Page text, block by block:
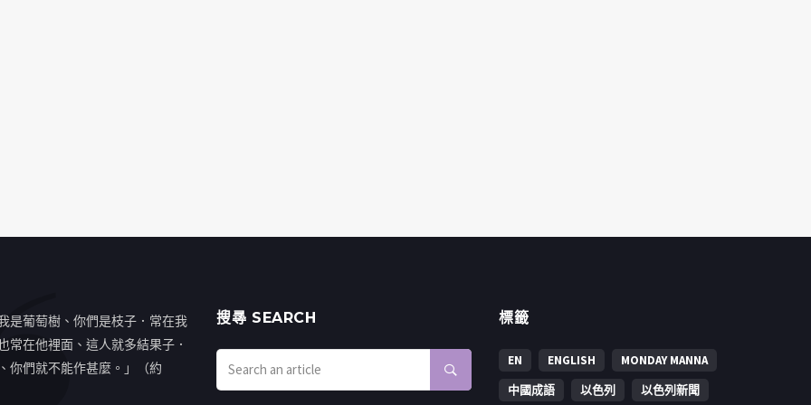
是葡萄樹、你們是枝子．常在我
常在他裡面、這人就多結果子．
你們就不能作甚麼。」（約
搜㝷 SEARCH 標籤
EN ENGLISH
MONDAY MANNA
中國成語
以色列 以色列新聞